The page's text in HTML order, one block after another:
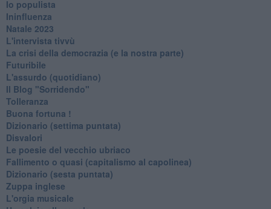
Io populista
Ininfluenza
Natale 2023
L'intervista tivvù
La crisi della democrazia (e la nostra parte)
Futuribile
L'assurdo (quotidiano)
Il Blog "Sorridendo"
Tolleranza
Buona fortuna !
​Dizionario (settima puntata)
Disvalori
Le poesie del vecchio ubriaco
Fallimento o quasi (capitalismo al capolinea)
Dizionario (sesta puntata)
Zuppa inglese
L'orgia musicale